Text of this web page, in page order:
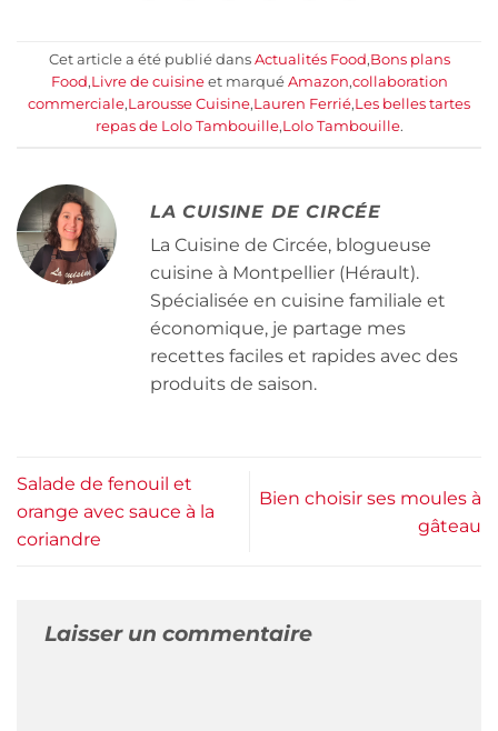
Cet article a été publié dans Actualités Food,Bons plans
Food,Livre de cuisineet marqué Amazon,collaboration
commerciale,Larousse Cuisine,Lauren Ferrié,Les belles tartes
repas de Lolo Tambouille,Lolo Tambouille.
LA CUISINE DE CIRCÉE
La Cuisine de Circée, blogueuse
cuisine à Montpellier (Hérault).
Spécialisée en cuisine familiale et
économique, je partage mes
recettes faciles et rapides avec des
produits de saison.
Salade de fenouil et
orange avec sauce à la
coriandre
Bien choisir ses moules à
gâteau
Laisser un commentaire